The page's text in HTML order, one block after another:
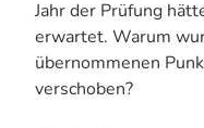
Jahr der Prüfung
erwartet. Warum
übernommenen
verschoben?